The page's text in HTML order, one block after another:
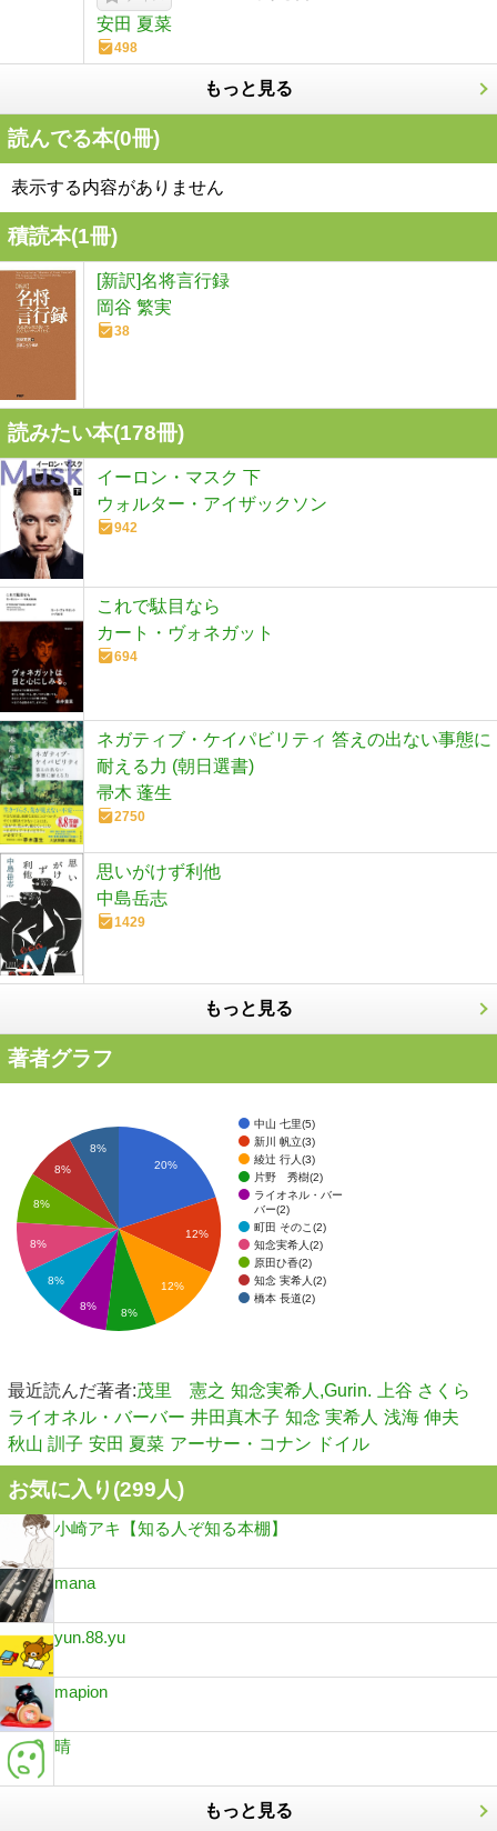
安田 夏菜
498
もっと見る
読んでる本(0冊)
表示する内容がありません
積読本(1冊)
[新訳]名将言行録
岡谷 繁実
38
読みたい本(178冊)
イーロン・マスク 下
ウォルター・アイザックソン
942
これで駄目なら
カート・ヴォネガット
694
ネガティブ・ケイパビリティ 答えの出ない事態に
耐える力 (朝日選書)
帚木 蓬生
2750
思いがけず利他
中島岳志
1429
もっと見る
著者グラフ
中山 七里(5)
新川 帆立(3)
綾辻 行人(3)
片野 秀樹(2)
ライオネル・バー
バー(2)
町田 そのこ(2)
知念実希人(2)
原田ひ香(2)
知念 実希人(2)
橋本 長道(2)
20%
12%
12%
8%
8%
8%
8%
8%
8%
8%
最近読んだ著者:茂里 憲之 知念実希人,Gurin.
上谷 さくら
ライオネル・バーバー 井田真木子 知念 実希人 浅海 伸夫
秋山 訓子 安田 夏菜 アーサー・コナン ドイル
お気に入り(299人)
小崎アキ【知る人ぞ知る本棚】
mana
yun.88.yu
mapion
晴
もっと見る